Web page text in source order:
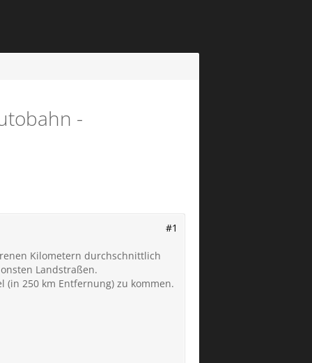
-
#1
Kilometern durchschnittlich
Landstraßen.
250 km Entfernung) zu kommen.